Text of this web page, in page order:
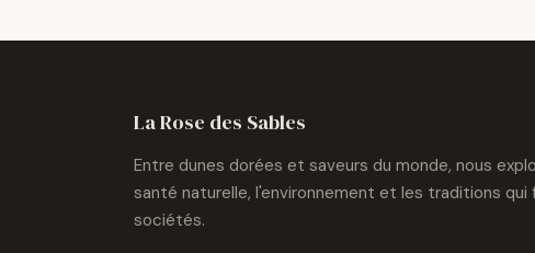
La Rose des Sables
Entre dunes dorées et saveurs du monde, nous
santé naturelle, l'environnement et les traditions qui
sociétés.